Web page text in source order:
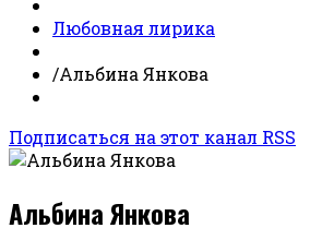
Любовная лирика
/Альбина Янкова
Подписаться на этот канал RSS
Альбина Янкова